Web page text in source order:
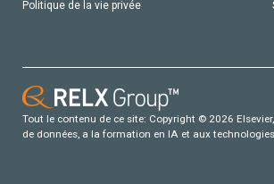
Politique de la vie privée
Tout le contenu de ce site: Copyright © 2026
de données, a la formation en IA et aux